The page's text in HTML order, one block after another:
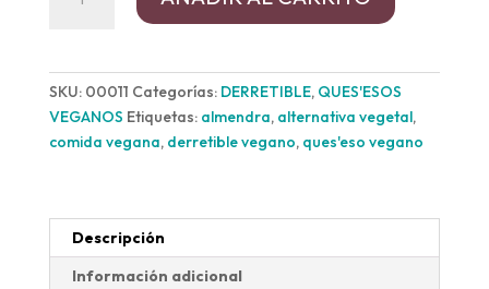
Vegano
SKU: 00011 Categorías: DERRETIBLE, QUES'ESOS
VEGANOS Etiquetas: almendra, alternativa vegetal,
comida vegana, derretible vegano, ques'eso vegano
Descripción
Información adicional